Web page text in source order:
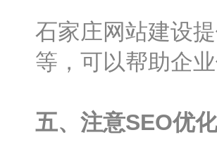
石家庄网站建设
等，可以帮助企
五、注意SEO优化